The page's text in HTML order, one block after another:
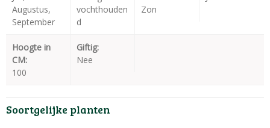
Augustus,
September
vochthouden
d
Zon
Hoogte in
CM:
100
Giftig:
Nee
Soortgelijke planten